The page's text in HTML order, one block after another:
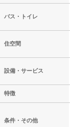
バス・トイレ
住空間
設備・サービス
特徴
条件・その他